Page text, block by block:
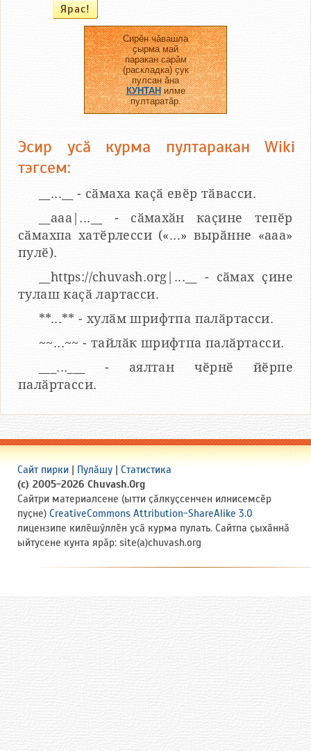
Сирӗн чӑвашла
ҫырма май
паракан сарӑм
(раскладка) ҫук
пулсан ӑна
КУНТАНилме
пултаратӑр.
Эсир усӑ курма пултаракан Wiki
тэгсем:
__...__ - сӑмаха каҫӑ евӗр тӑвасси.
__aaa|...__ - сӑмахӑн каҫине тепӗр
сӑмахпа хатӗрлесси («...» вырӑнне «ааа»
пулӗ).
__https://chuvash.org|...__ - сӑмах ҫине
тулаш каҫӑ лартасси.
**...** - хулӑм шрифтпа палӑртасси.
~~...~~ - тайлӑк шрифтпа палӑртасси.
___...___ - аялтан чӗрнӗ йӗрпе
палӑртасси.
Сайт пирки | Пулӑшу | Статистика
(c) 2005-2026 Chuvash.Org
Сайтри материалсене (ытти ҫӑлкуҫсенчен илнисемсӗр
пуҫне) CreativeCommons Attribution-ShareAlike 3.0
лицензипе килӗшӳллӗн усӑ курма пулать. Сайтпа ҫыхӑннӑ
ыйтусене кунта ярӑр: site(a)chuvash.org